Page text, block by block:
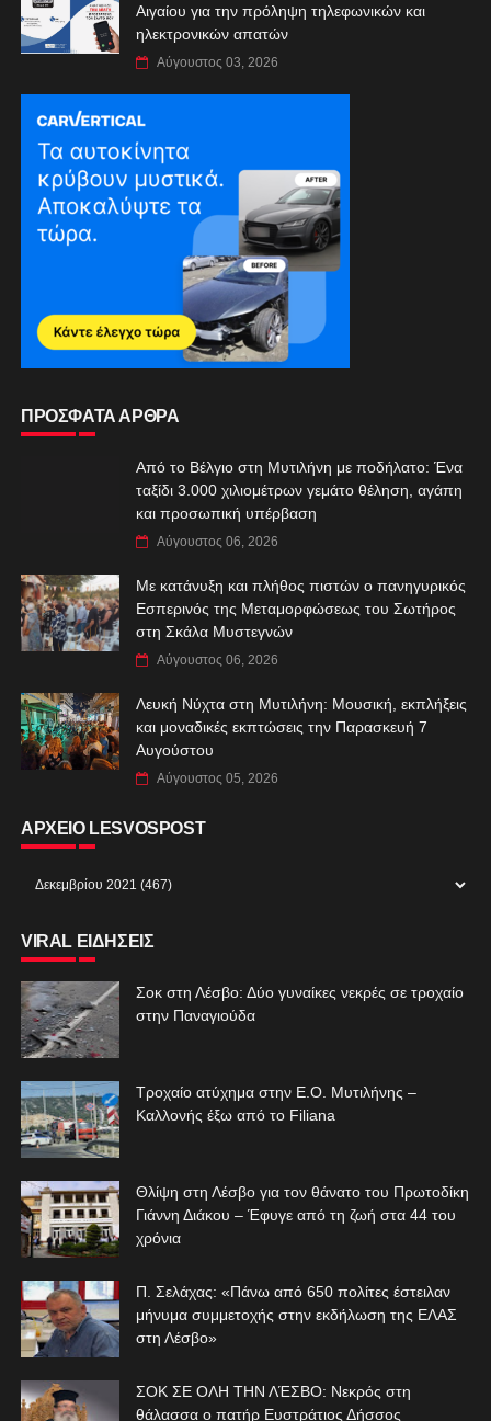
Αιγαίου για την πρόληψη τηλεφωνικών και
ηλεκτρονικών απατών
Αύγουστος 03, 2026
ΠΡΟΣΦΑΤΑ ΑΡΘΡΑ
Από το Βέλγιο στη Μυτιλήνη με ποδήλατο: Ένα
ταξίδι 3.000 χιλιομέτρων γεμάτο θέληση, αγάπη
και προσωπική υπέρβαση
Αύγουστος 06, 2026
Με κατάνυξη και πλήθος πιστών ο πανηγυρικός
Εσπερινός της Μεταμορφώσεως του Σωτήρος
στη Σκάλα Μυστεγνών
Αύγουστος 06, 2026
Λευκή Νύχτα στη Μυτιλήνη: Μουσική, εκπλήξεις
και μοναδικές εκπτώσεις την Παρασκευή 7
Αυγούστου
Αύγουστος 05, 2026
ΑΡΧΕΙΟ LESVOSPOST
VIRAL ΕΙΔΗΣΕΙΣ
Σοκ στη Λέσβο: Δύο γυναίκες νεκρές σε τροχαίο
στην Παναγιούδα
Τροχαίο ατύχημα στην Ε.Ο. Μυτιλήνης –
Καλλονής έξω από το Filiana
Θλίψη στη Λέσβο για τον θάνατο του Πρωτοδίκη
Γιάννη Διάκου – Έφυγε από τη ζωή στα 44 του
χρόνια
Π. Σελάχας: «Πάνω από 650 πολίτες έστειλαν
μήνυμα συμμετοχής στην εκδήλωση της ΕΛΑΣ
στη Λέσβο»
ΣΟΚ ΣΕ ΟΛΗ ΤΗΝ ΛΈΣΒΟ: Νεκρός στη
θάλασσα ο πατήρ Ευστράτιος Δήσσος